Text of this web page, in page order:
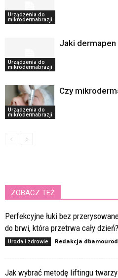
Urządzenia do
mikrodermabrazji
Urządzenia do
mikrodermabrazji
Jaki dermapen
Urządzenia do
mikrodermabrazji
Czy
ZOBACZ TEŻ
Perfekcyjne łuki bez
do brwi, która przetrwa cały
Uroda i zdrowie Redakcja
Jak wybrać metodę liftingu